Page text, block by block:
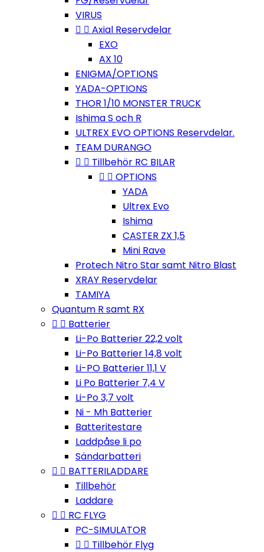
VIRUS
  Axial Reservdelar
EXO
AX 10
ENIGMA/OPTIONS
YADA-OPTIONS
THOR 1/10 MONSTER TRUCK
Ishima S och R
ULTREX EVO OPTIONS Reservdelar.
TEAM DURANGO
  Tillbehör RC BILAR
  OPTIONS
YADA
Ultrex Evo
Ishima
CASTER ZX 1,5
Mini Rave
Protech Nitro Star samt Nitro Blast
XRAY Reservdelar
TAMIYA
Quantum R samt RX
  Batterier
Li-Po Batterier 22,2 volt
Li-Po Batterier 14,8 volt
Li-PO Batterier 11,1 V
Li Po Batterier 7,4 V
Li-Po 3,7 volt
Ni - Mh Batterier
Batteritestare
Laddpåse li po
Sändarbatteri
  BATTERILADDARE
Tillbehör
Laddare
  RC FLYG
PC-SIMULATOR
  Tillbehör Flyg